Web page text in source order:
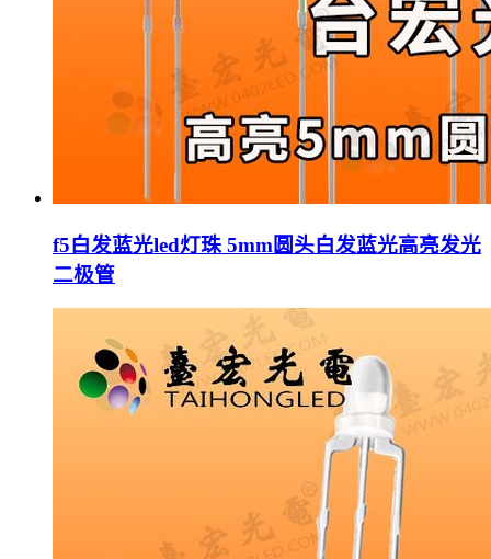
f5白发蓝光led灯珠 5mm圆头白发蓝光高亮发光
二极管